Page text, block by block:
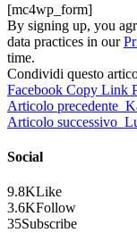
[mc4wp_form]
By signing up, you
data practices in our
time.
Condividi questo
Facebook Copy Link
Articolo precedente
Articolo successivo
Social
9.8KLike
3.6KFollow
35Subscribe